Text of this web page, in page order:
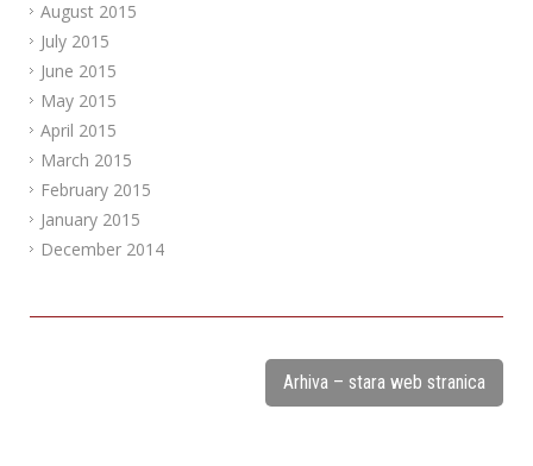
August 2015
July 2015
June 2015
May 2015
April 2015
March 2015
February 2015
January 2015
December 2014
Arhiva – stara web stranica